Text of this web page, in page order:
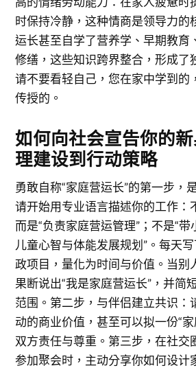
时保持冷静，这种情商是领导力的
运长甚至自学了营养学、早期教育
修缮，这些知识跨界整合，形成了
请不要看轻自己，您在家中学到的
传授的。
如何向社会宣告你的
理建设到行动策略
勇敢自称“家庭营运长”的第一步，
请开始用专业语言描述你的工作：
而是“负责家庭营运管理”；不是“带
儿童心智与体能发展规划”。每天
政项目，量化为时间与价值。当别
果断说出“我是家庭营运长”，并简
范围。第二步，与伴侣建立共识：
动的商业价值，甚至可以拟一份“
双方责任与尊重。第三步，在社交
参加聚会时，主动分享你如何设计